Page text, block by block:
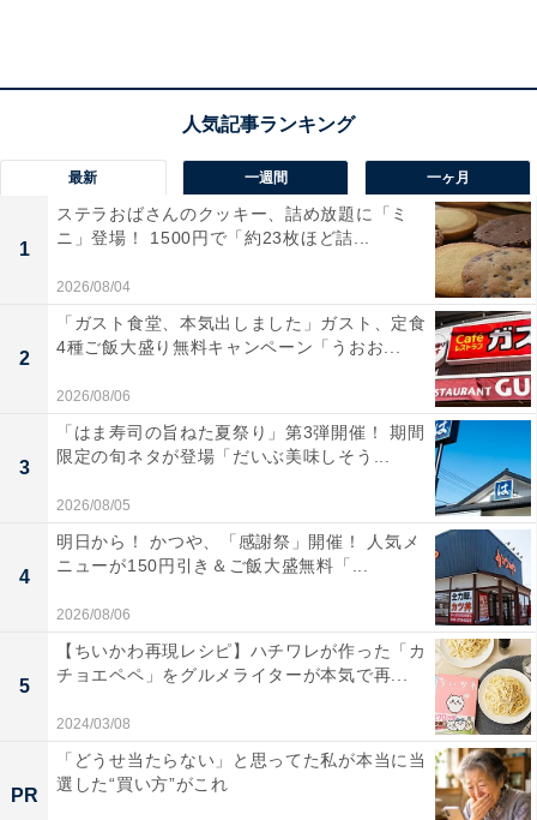
横浜DeNAベイスターズの復活・優勝への願いを
込めて
横浜DeNAベイスターズ ムーンガレット☆希望の星（税込1200円）
横浜DeNAベイスターズの2022年シーズンスローガンは
最新 一週間 一ヶ月
1
ステラおばさんのクッキー、詰め放題に「ミ
ニ」登場！ 1500円で「約23枚ほど詰...
2026/08/04
2
「ガスト食堂、本気出しました」ガスト、定食
4種ご飯大盛り無料キャンペーン「うおお...
2026/08/06
3
「はま寿司の旨ねた夏祭り」第3弾開催！ 期間
限定の旬ネタが登場「だいぶ美味しそう...
2026/08/05
4
明日から！ かつや、「感謝祭」開催！ 人気メ
ニューが150円引き＆ご飯大盛無料「...
2026/08/06
5
【ちいかわ再現レシピ】ハチワレが作った「カ
チョエペペ」をグルメライターが本気で再...
2024/03/08
PR
「どうせ当たらない」と思ってた私が本当に当
選した“買い方”がこれ